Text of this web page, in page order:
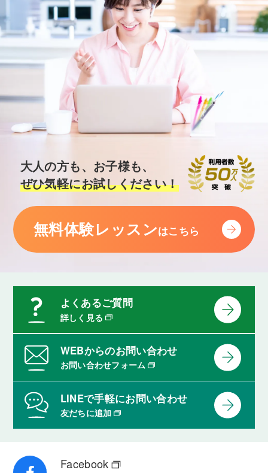
大人の方も、お子様も、
ぜひ気軽にお試しください！
無料体験レッスンはこちら
よくあるご質問
詳しく見る
WEBからのお問い合わせ
お問い合わせフォーム
LINEで手軽にお問い合わせ
友だちに追加
Facebook